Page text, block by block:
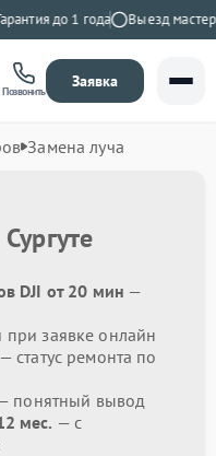
до 1 года Выезд мастера
Позвонить
Заявка
Замена луча
DJI от 20 мин —
при заявке онлайн
— статус ремонта по
понятный вывод
мес. — с